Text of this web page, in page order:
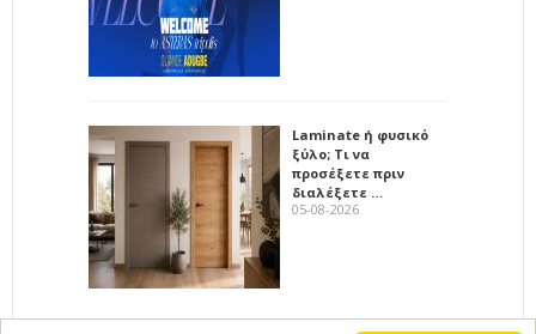
Laminate ή φυσικό
ξύλο; Τι να
προσέξετε πριν
διαλέξετε …
05-08-2026